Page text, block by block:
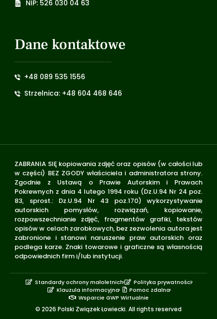
NIP: 526 030 04 63
Dane kontaktowe
+48 089 535 1556
Strzelnica: +48 604 468 646
ZABRANIA SIĘ kopiowania zdjęć oraz opisów (w całości lub
w części) BEZ ZGODY właściciela i administratora strony.
Zgodnie z Ustawą o Prawie Autorskim i Prawach
Pokrewnych z dnia 4 lutego 1994 roku (Dz.U.94 Nr 24 poz.
83, sprost.: Dz.U.94 Nr 43 poz.170) wykorzystywanie
autorskich pomysłów, rozwiązań, kopiowanie,
rozpowszechnianie zdjęć, fragmentów grafiki, tekstów
opisów w celach zarobkowych, bez zezwolenia autora jest
zabronione i stanowi naruszenie praw autorskich oraz
podlega karze. Znaki towarowe i graficzne są własnością
odpowiednich firm i/lub instytucji.
© 2026 Polski Związek Łowiecki. All rights reserved
Standardy ochrony małoletnich
Polityka prywatności
Klauzula informacyjna
Pomoc zdalna
Wsparcie GWP Wirtualnie